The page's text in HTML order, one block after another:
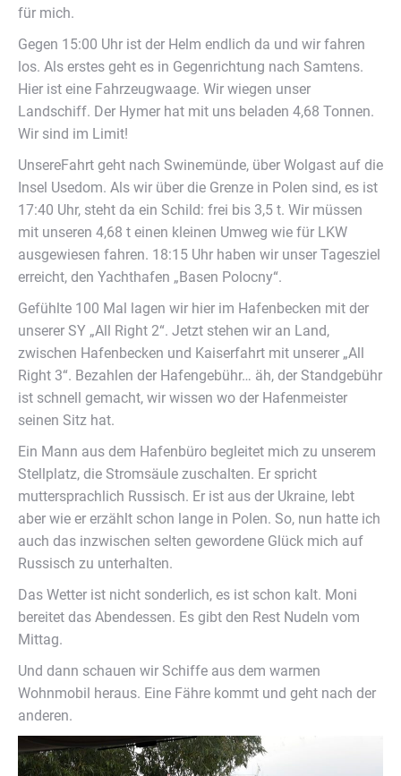
für mich.
Gegen 15:00 Uhr ist der Helm endlich da und wir fahren
los. Als erstes geht es in Gegenrichtung nach Samtens.
Hier ist eine Fahrzeugwaage. Wir wiegen unser
Landschiff. Der Hymer hat mit uns beladen 4,68 Tonnen.
Wir sind im Limit!
UnsereFahrt geht nach Swinemünde, über Wolgast auf die
Insel Usedom. Als wir über die Grenze in Polen sind, es ist
17:40 Uhr, steht da ein Schild: frei bis 3,5 t. Wir müssen
mit unseren 4,68 t einen kleinen Umweg wie für LKW
ausgewiesen fahren. 18:15 Uhr haben wir unser Tagesziel
erreicht, den Yachthafen „Basen Polocny“.
Gefühlte 100 Mal lagen wir hier im Hafenbecken mit der
unserer SY „All Right 2“. Jetzt stehen wir an Land,
zwischen Hafenbecken und Kaiserfahrt mit unserer „All
Right 3“. Bezahlen der Hafengebühr… äh, der Standgebühr
ist schnell gemacht, wir wissen wo der Hafenmeister
seinen Sitz hat.
Ein Mann aus dem Hafenbüro begleitet mich zu unserem
Stellplatz, die Stromsäule zuschalten. Er spricht
muttersprachlich Russisch. Er ist aus der Ukraine, lebt
aber wie er erzählt schon lange in Polen. So, nun hatte ich
auch das inzwischen selten gewordene Glück mich auf
Russisch zu unterhalten.
Das Wetter ist nicht sonderlich, es ist schon kalt. Moni
bereitet das Abendessen. Es gibt den Rest Nudeln vom
Mittag.
Und dann schauen wir Schiffe aus dem warmen
Wohnmobil heraus. Eine Fähre kommt und geht nach der
anderen.